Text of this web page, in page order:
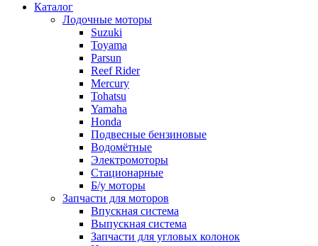
Каталог
Лодочные моторы
Suzuki
Toyama
Parsun
Reef Rider
Mercury
Tohatsu
Yamaha
Honda
Подвесные бензиновые
Водомётные
Электромоторы
Стационарные
Б/у моторы
Запчасти для моторов
Впускная система
Выпускная система
Запчасти для угловых колонок